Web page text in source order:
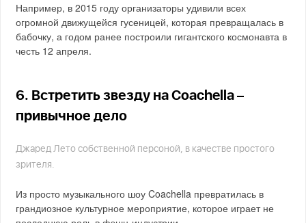
Например, в 2015 году организаторы удивили всех
огромной движущейся гусеницей, которая превращалась в
бабочку, а годом ранее построили гигантского космонавта в
честь 12 апреля.
6. Встретить звезду на Coachella –
привычное дело
Джаред Лето собственной персоной, в качестве простого
зрителя.
Из просто музыкального шоу Coachella превратилась в
грандиозное культурное мероприятие, которое играет не